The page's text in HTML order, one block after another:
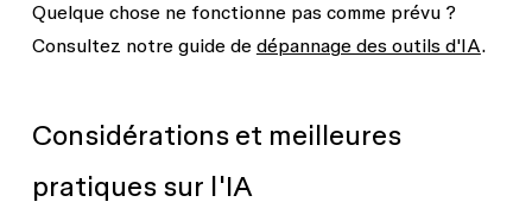
Quelque chose ne fonctionne pas comme prévu ?
Consultez notre guide de dépannage des outils d'IA.
Considérations et meilleures
pratiques sur l'IA